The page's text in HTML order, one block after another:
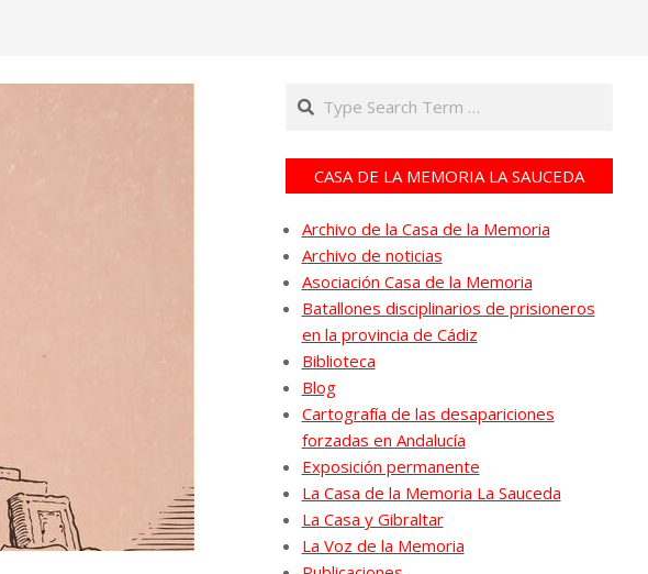
Search
CASA DE LA MEMORIA LA SAUCEDA
Archivo de la Casa de la Memoria
Archivo de noticias
Asociación Casa de la Memoria
Batallones disciplinarios de prisioneros
en la provincia de Cádiz
Biblioteca
Blog
Cartografía de las desapariciones
forzadas en Andalucía
Exposición permanente
La Casa de la Memoria La Sauceda
La Casa y Gibraltar
La Voz de la Memoria